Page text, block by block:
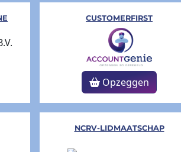
CUSTOMERFIRST
Opzeggen
NCRV-LIDMAATSCHAP